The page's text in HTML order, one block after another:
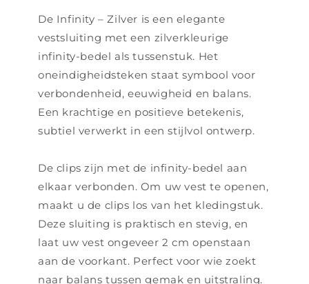
De Infinity – Zilver is een elegante
vestsluiting met een zilverkleurige
infinity-bedel als tussenstuk. Het
oneindigheidsteken staat symbool voor
verbondenheid, eeuwigheid en balans.
Een krachtige en positieve betekenis,
subtiel verwerkt in een stijlvol ontwerp.
De clips zijn met de infinity-bedel aan
elkaar verbonden. Om uw vest te openen,
maakt u de clips los van het kledingstuk.
Deze sluiting is praktisch en stevig, en
laat uw vest ongeveer 2 cm openstaan
aan de voorkant. Perfect voor wie zoekt
naar balans tussen gemak en uitstraling.